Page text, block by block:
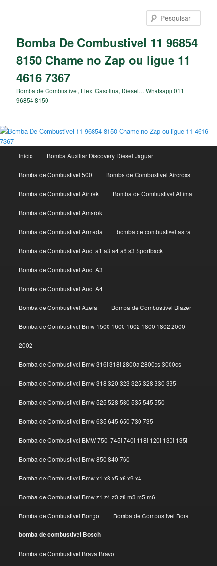
principalBomba De Combustivel 11 96854
8150 Chame no Zap ou ligue 11
4616 7367
Bomba de Combustivel, Flex, Gasolina, Diesel… Whatsapp 011
96854 8150
principal
Início Bomba Auxiliar Discovery Diesel Jaguar
Bomba de Combustivel 500 Bomba de Combustivel Aircross
Bomba de Combustivel Airtrek Bomba de Combustivel Altima
Bomba de Combustivel Amarok
Bomba de Combustivel Armada bomba de combustivel astra
Bomba de Combustivel Audi a1 a3 a4 a6 s3 Sportback
Bomba de Combustivel Audi A3
Bomba de Combustivel Audi A4
Bomba de Combustivel Azera Bomba de Combustivel Blazer
Bomba de Combustivel Bmw 1500 1600 1602 1800 1802 2000
2002
Bomba de Combustivel Bmw 316i 318i 2800a 2800cs 3000cs
Bomba de Combustivel Bmw 318 320 323 325 328 330 335
Bomba de Combustivel Bmw 525 528 530 535 545 550
Bomba de Combustivel Bmw 635 645 650 730 735
Bomba de Combustivel BMW 750i 745i 740i 118i 120i 130i 135i
Bomba de Combustivel Bmw 850 840 760
Bomba de Combustivel Bmw x1 x3 x5 x6 x9 x4
Bomba de Combustivel Bmw z1 z4 z3 z8 m3 m5 m6
Bomba de Combustivel Bongo Bomba de Combustivel Bora
bomba de combustivel Bosch
Bomba de Combustivel Brava Bravo